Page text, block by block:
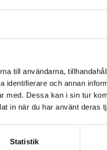
till användarna,
och annan
med. Dessa kan i sin tur
in när du har använt deras
Statistik
vår